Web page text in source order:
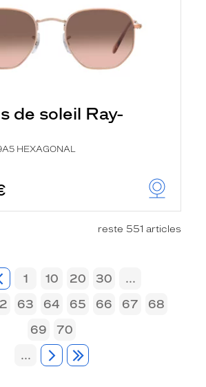
de soleil Ray-
HEXAGONAL
reste 551 articles
1 10 20 30
...
63 64 65 66 67
68
69
70
...